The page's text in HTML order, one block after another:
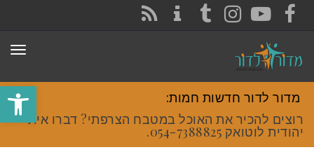
פתח
FACEBOOK
YOUTUBE
INSTAGRAM
TUMBLR
מדור לדור חדשות חמות:
רוצים להכיר את האוכל במטבח הצרפתי? דברו איתי
יהודית לוטואק 054-7388825